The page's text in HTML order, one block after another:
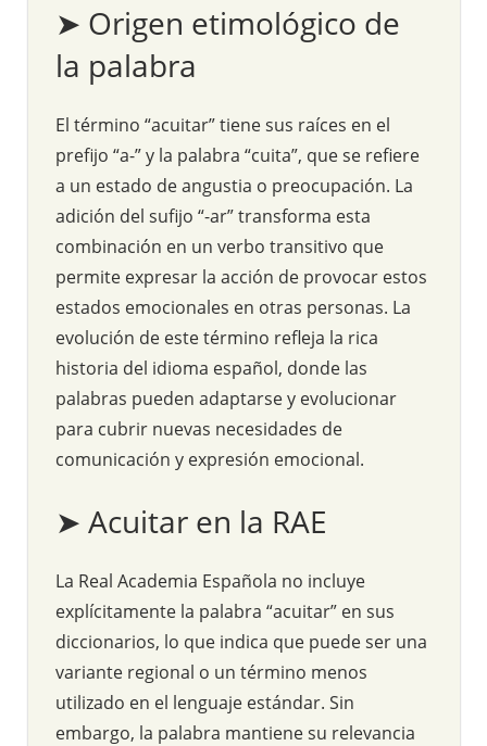
➤ Origen etimológico de
la palabra
El término “acuitar” tiene sus raíces en el
prefijo “a-” y la palabra “cuita”, que se refiere
a un estado de angustia o preocupación. La
adición del sufijo “-ar” transforma esta
combinación en un verbo transitivo que
permite expresar la acción de provocar estos
estados emocionales en otras personas. La
evolución de este término refleja la rica
historia del idioma español, donde las
palabras pueden adaptarse y evolucionar
para cubrir nuevas necesidades de
comunicación y expresión emocional.
➤ Acuitar en la RAE
La Real Academia Española no incluye
explícitamente la palabra “acuitar” en sus
diccionarios, lo que indica que puede ser una
variante regional o un término menos
utilizado en el lenguaje estándar. Sin
embargo, la palabra mantiene su relevancia